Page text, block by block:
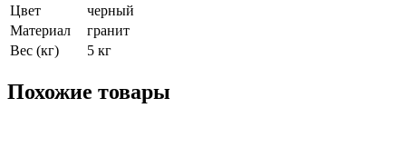
Цвет
черный
Материал
гранит
Вес (кг)
5 кг
Похожие товары